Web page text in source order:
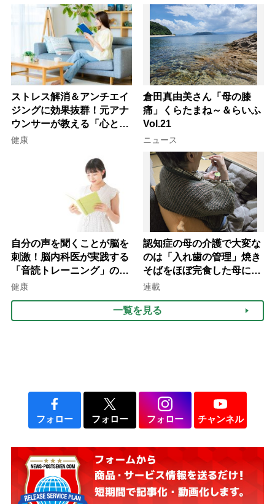
ストレス解消＆アンチエイ
ジングに効果抜群！元アナ
ウンサーが教える「心と体
を元気にする音読の習慣」
健康
倉田真由美さん「母の膝
痛」くらたまね～＆らいふ
Vol.21
ニュース
自分の声を聞くことが脳を
刺激！脳内科医が実践する
「音読トレーニング」の極
意
健康
認知症の母の介護で大変な
のは「入れ歯の管理」焼き
そばをほぼ完食した母に息
子が血の気が引いた理由
連載
一覧を見る
フォロー フォロー フォロー チャンネル